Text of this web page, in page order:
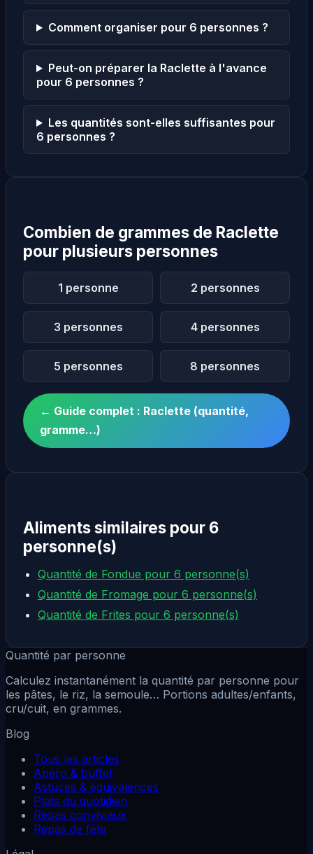
Comment organiser pour 6 personnes ?
Peut-on préparer la Raclette à l'avance
pour 6 personnes ?
Les quantités sont-elles suffisantes pour
6 personnes ?
Combien de grammes de Raclette
pour plusieurs personnes
1 personne 2 personnes
3 personnes 4 personnes
5 personnes 8 personnes
← Guide complet : Raclette (quantité,
gramme…)
Aliments similaires pour 6
personne(s)
Quantité de Fondue pour 6 personne(s)
Quantité de Fromage pour 6 personne(s)
Quantité de Frites pour 6 personne(s)
Quantité par personne
Calculez instantanément la quantité par personne pour
les pâtes, le riz, la semoule… Portions adultes/enfants,
cru/cuit, en grammes.
Blog
Tous les articles
Apéro & buffet
Astuces & équivalences
Plats du quotidien
Repas conviviaux
Repas de fête